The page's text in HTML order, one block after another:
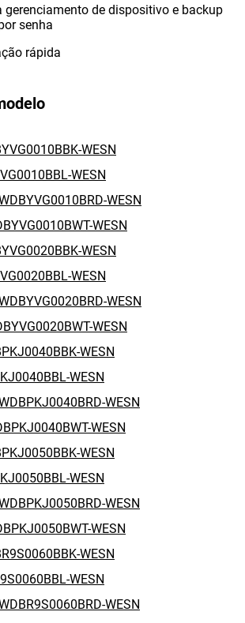
gerenciamento de dispositivo e backup
senha
rápida
WESN
WESN
WESN
WESN
WESN
WESN
WESN
WESN
WESN
WESN
WESN
WESN
WESN
WESN
WESN
WESN
WESN
WESN
WESN